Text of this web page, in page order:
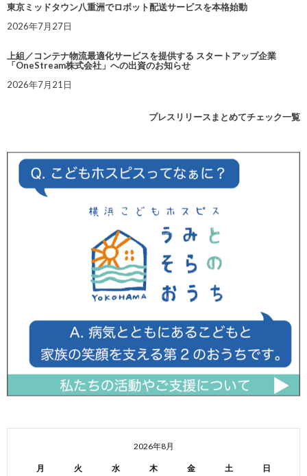
東京ミッドタウン八重洲でロボット配送サービスを本格始動
2026年7月27日
上組／コンテナ物流最適化サービスを提供する スタートアップ企業
「OneStream株式会社」への出資のお知らせ
2026年7月21日
プレスリリースまとめてチェック一覧
2026年8月
月 火 水 木 金 土 日